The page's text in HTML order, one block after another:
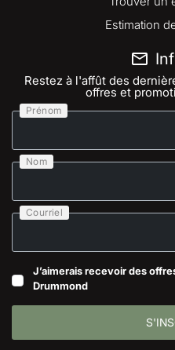
Estimation
Restez à l'affût des
offres et
Prénom
Nom
Courriel
J’aimerais recevoir des
Drummond